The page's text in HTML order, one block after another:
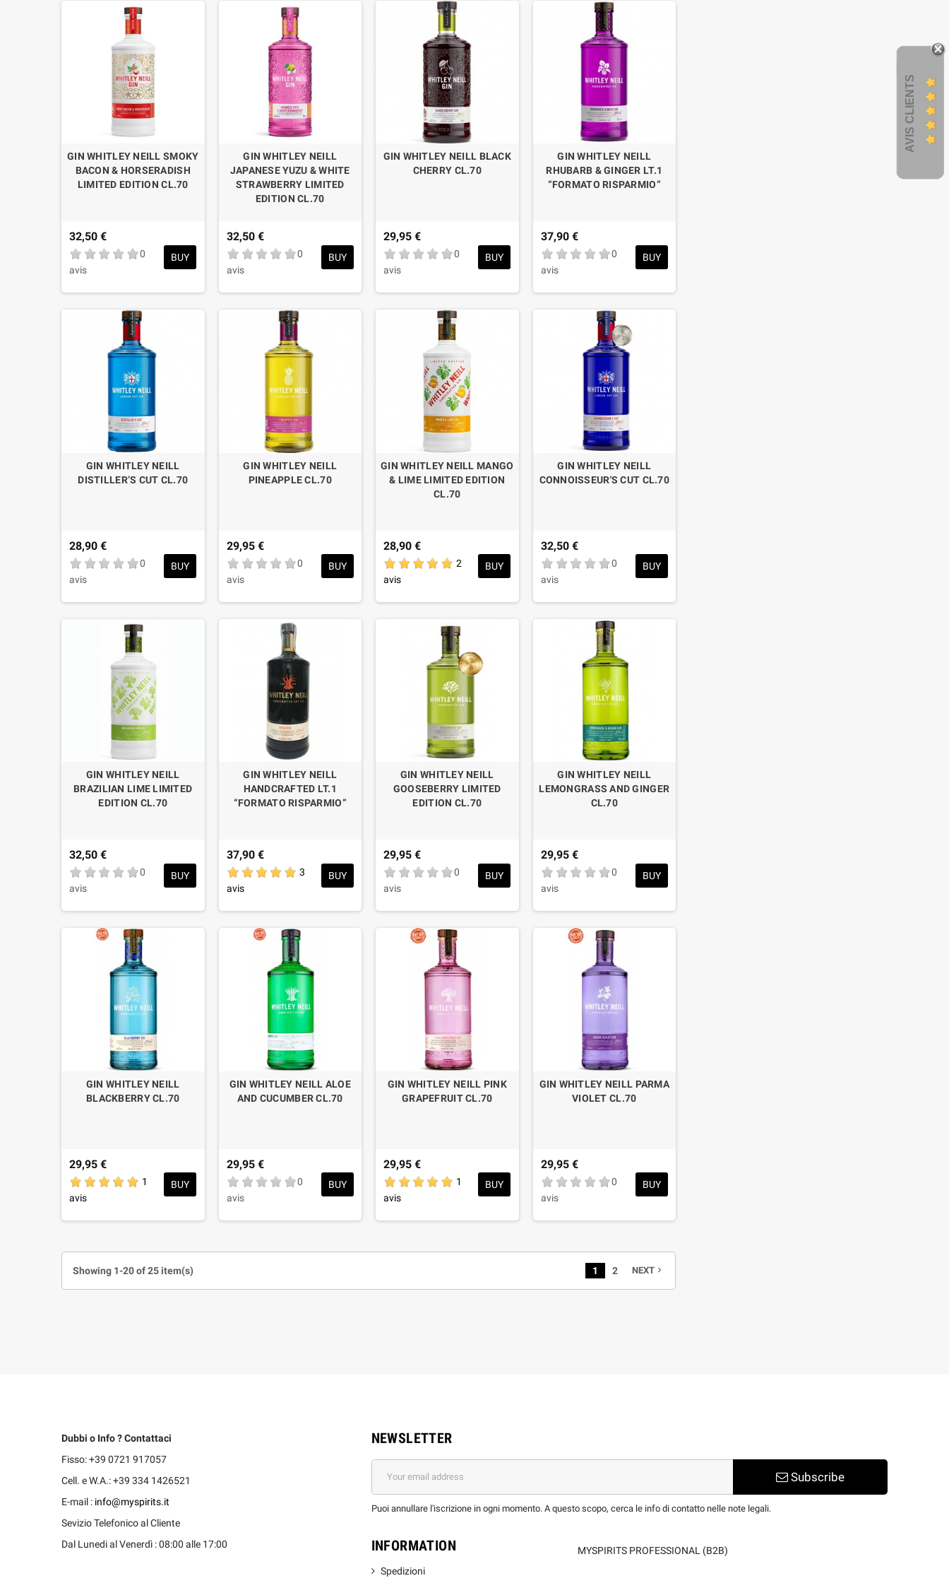
GIN WHITLEY NEILL SMOKY
BACON & HORSERADISH
LIMITED EDITION CL.70
32,50 €
0
avis
BUY
GIN WHITLEY NEILL
JAPANESE YUZU & WHITE
STRAWBERRY LIMITED
EDITION CL.70
32,50 €
0
avis
BUY
GIN WHITLEY NEILL BLACK
CHERRY CL.70
29,95 €
0
avis
BUY
GIN WHITLEY NEILL
RHUBARB & GINGER LT.1
“FORMATO RISPARMIO”
37,90 €
0
avis
BUY
GIN WHITLEY NEILL
DISTILLER’S CUT CL.70
28,90 €
0
avis
BUY
GIN WHITLEY NEILL
PINEAPPLE CL.70
29,95 €
0
avis
BUY
GIN WHITLEY NEILL MANGO
& LIME LIMITED EDITION
CL.70
28,90 €
2
avis
BUY
GIN WHITLEY NEILL
CONNOISSEUR'S CUT CL.70
32,50 €
0
avis
BUY
GIN WHITLEY NEILL
BRAZILIAN LIME LIMITED
EDITION CL.70
32,50 €
0
avis
BUY
GIN WHITLEY NEILL
HANDCRAFTED LT.1
“FORMATO RISPARMIO”
37,90 €
3
avis
BUY
GIN WHITLEY NEILL
GOOSEBERRY LIMITED
EDITION CL.70
29,95 €
0
avis
BUY
GIN WHITLEY NEILL
LEMONGRASS AND GINGER
CL.70
29,95 €
0
avis
BUY
GIN WHITLEY NEILL
BLACKBERRY CL.70
29,95 €
1
avis
BUY
GIN WHITLEY NEILL ALOE
AND CUCUMBER CL.70
29,95 €
0
avis
BUY
GIN WHITLEY NEILL PINK
GRAPEFRUIT CL.70
29,95 €
1
avis
BUY
GIN WHITLEY NEILL PARMA
VIOLET CL.70
29,95 €
0
avis
BUY
Showing 1-20 of 25 item(s) 1 2 NEXTnavigate_next
Dubbi o Info ? Contattaci
Fisso: +39 0721 917057
Cell. e W.A.: +39 334 1426521
E-mail : info@myspirits.it
Sevizio Telefonico al Cliente
Dal Lunedi al Venerdì : 08:00 alle 17:00
NEWSLETTER
Subscribe
Puoi annullare l'iscrizione in ogni momento. A questo scopo, cerca le info di contatto nelle note legali.
INFORMATION
Spedizioni
MYSPIRITS PROFESSIONAL (B2B)
AVIS CLIENTS